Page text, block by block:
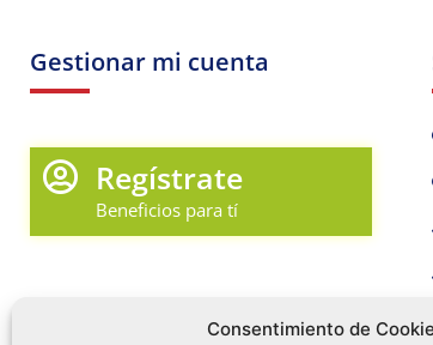
Consentimiento de
Gestionar mi cuenta
Regístrate
Beneficios para tí